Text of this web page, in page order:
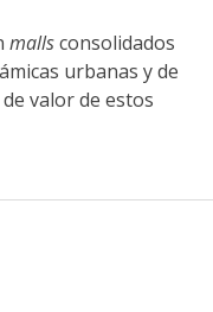
mallsconsolidados
urbanas y de
valor de estos